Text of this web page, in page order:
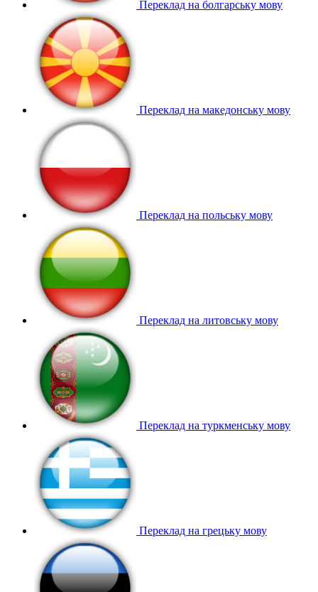
Переклад на болгарську мову
Переклад на македонську мову
Переклад на польську мову
Переклад на литовську мову
Переклад на туркменську мову
Переклад на грецьку мову